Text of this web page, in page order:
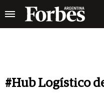
#Hub Logístico